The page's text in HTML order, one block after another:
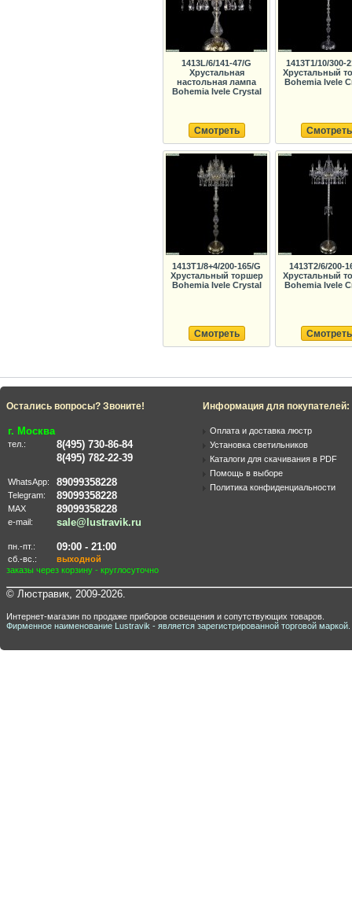
1413L/6/141-47/G
Хрустальная
настольная лампа
Bohemia Ivele Crystal
Смотреть
1413T1/10/300-
Хрустальный
Bohemia Ivele
Смотреть
1413T1/8+4/200-165/G
Хрустальный торшер
Bohemia Ivele Crystal
Смотреть
1413T2/6/200-
Хрустальный
Bohemia Ivele
Смотреть
Остались вопросы? Звоните!
г. Москва
тел.:
8(495) 730-86-84
8(495) 782-22-39
WhatsApp: 89099358228
Telegram: 89099358228
MAX 89099358228
e-mail: sale@lustravik.ru
пн.-пт.: 09:00 - 21:00
сб.-вс.:
выходной
заказы через корзину - круглосуточно
Информация для покупателей:
Оплата и доставка люстр
Установка светильников
Каталоги для скачивания в PDF
Помощь в выборе
Политика конфиденциальности
© Люстравик, 2009-2026.
Интернет-магазин по продаже приборов освещения и сопутствующих товаров.
Фирменное наименование Lustravik - является зарегистрированной торговой